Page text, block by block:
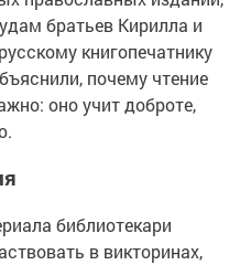
братьев Кирилла и
книгопечатнику
почему чтение
оно учит доброте,
библиотекари
в викторинах,